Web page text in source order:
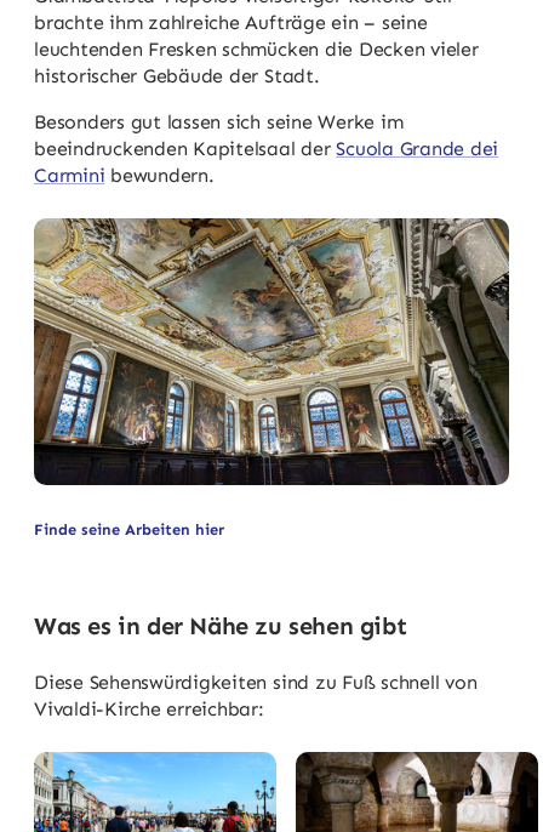
brachte ihm zahlreiche Aufträge ein – seine
leuchtenden Fresken schmücken die Decken vieler
historischer Gebäude der Stadt.
Besonders gut lassen sich seine Werke im
beeindruckenden Kapitelsaal derScuola Grande dei
Carmini bewundern.
Finde seine Arbeiten hier
Was es in der Nähe zu sehen gibt
Diese Sehenswürdigkeiten sind zu Fuß schnell von
Vivaldi-Kirche erreichbar: